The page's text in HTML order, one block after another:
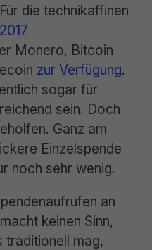
die technikaffinen
Monero, Bitcoin
zur Verfügung.
sogar für
sein. Doch
Ganz am
Einzelspende
noch sehr wenig.
an
keinen Sinn,
traditionell mag,